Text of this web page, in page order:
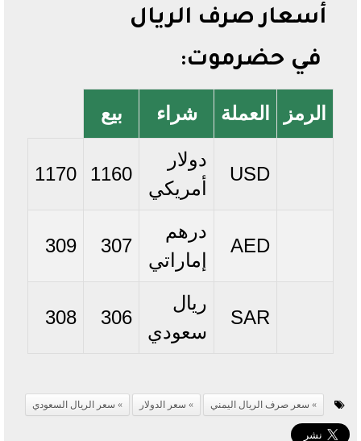
أسعار صرف الريال
في حضرموت:
الرمز العملة شراء بيع
USD
دولار
أمريكي
1160
1170
AED
درهم
إماراتي
307
309
SAR
ريال
سعودي
306
308
سعر صرف الريال اليمني سعر الدولار سعر الريال السعودي